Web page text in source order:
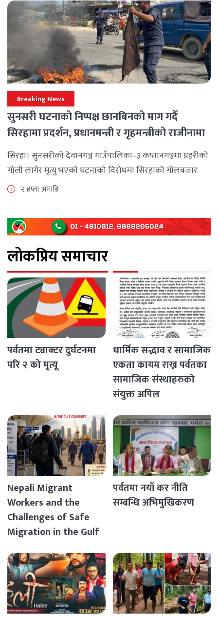
Breaking News
सुनसरी घटनाको निष्पक्ष छानबिनको माग गर्दै
सिरहामा प्रदर्शन, प्रधानमन्त्री र गृहमन्त्रीको राजीनामा
माग
सिरहा। सुनसरीको देवानगञ्ज गाउँपालिका–३ कप्तानगञ्जमा प्रहरीको
गोली लागेर मृत्यु भएको घटनाको विरोधमा सिरहाको गोलबजार
नगरपालिका–८ पुरानो चोक चोहर्वामा स्थानीयले प्रदर्शन गरेका
पश्चिम राजमार्ग अवरुद्ध [...]
२ हप्ता अगाडि
लोकप्रिय समाचार
पर्वतमा ट्याक्टर दुर्घटनमा
परि २ को मृत्यू
धार्मिक सद्भाव र सामाजिक
एकता कायम राख्न पर्वतका
सामाजिक संस्थाहरुको
संयुक्त अपिल
Nepali Migrant
Workers and the
Challenges of Safe
Migration in the Gulf
पर्वतमा नयाँ कर नीति
सम्बन्धि अभिमुखिकरण